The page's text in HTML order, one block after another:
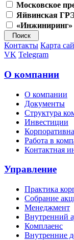
Московское
Яйвинская
Контакты Карта
VK Telegram
О компании
О компании
Документы
Структура
Инвестиции
Работа в
Контактная
Управление
Практика
Собрание
Менеджмент
Внутренний
Комплаенс
Внутренние